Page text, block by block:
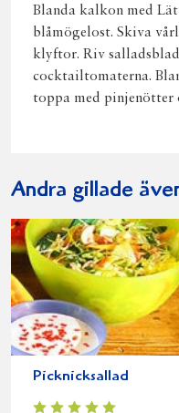
Blanda kalkon med
blåmögelost. Skiva
klyftor. Riv
cocktailtomaterna.
toppa med pinjenötter
Andra gillade
Picknicksallad